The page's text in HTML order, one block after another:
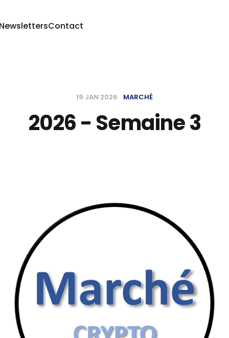
Contact
19 JAN 2026 MARCHÉ
2026 - Semaine 3